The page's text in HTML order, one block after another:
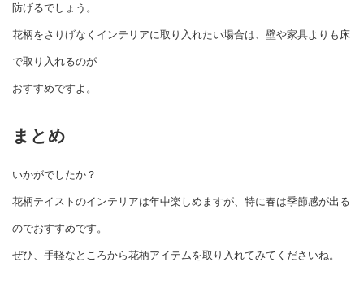
防げるでしょう。
花柄をさりげなくインテリアに取り入れたい場合は、壁や家具よりも床
で取り入れるのが
おすすめですよ。
まとめ
いかがでしたか？
花柄テイストのインテリアは年中楽しめますが、特に春は季節感が出る
のでおすすめです。
ぜひ、手軽なところから花柄アイテムを取り入れてみてくださいね。